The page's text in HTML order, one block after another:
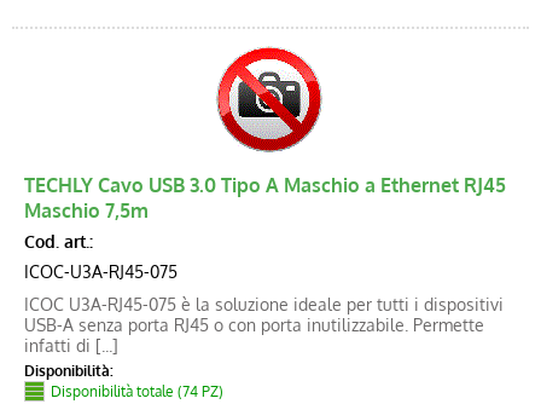
TECHLY Cavo USB 3.0 Tipo A Maschio a Ethernet RJ45
Maschio 7,5m
Cod. art.:
ICOC-U3A-RJ45-075
ICOC U3A-RJ45-075 è la soluzione ideale per tutti i dispositivi
USB-A senza porta RJ45 o con porta inutilizzabile. Permette
infatti di [...]
Disponibilità:
Disponibilità totale (74 PZ)